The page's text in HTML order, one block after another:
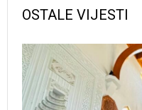
OSTALE VIJESTI